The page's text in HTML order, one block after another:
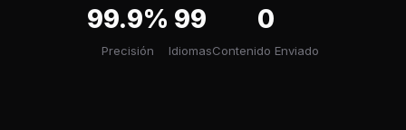
99.9%
Precisión
99
Idiomas
0
Contenido Enviado